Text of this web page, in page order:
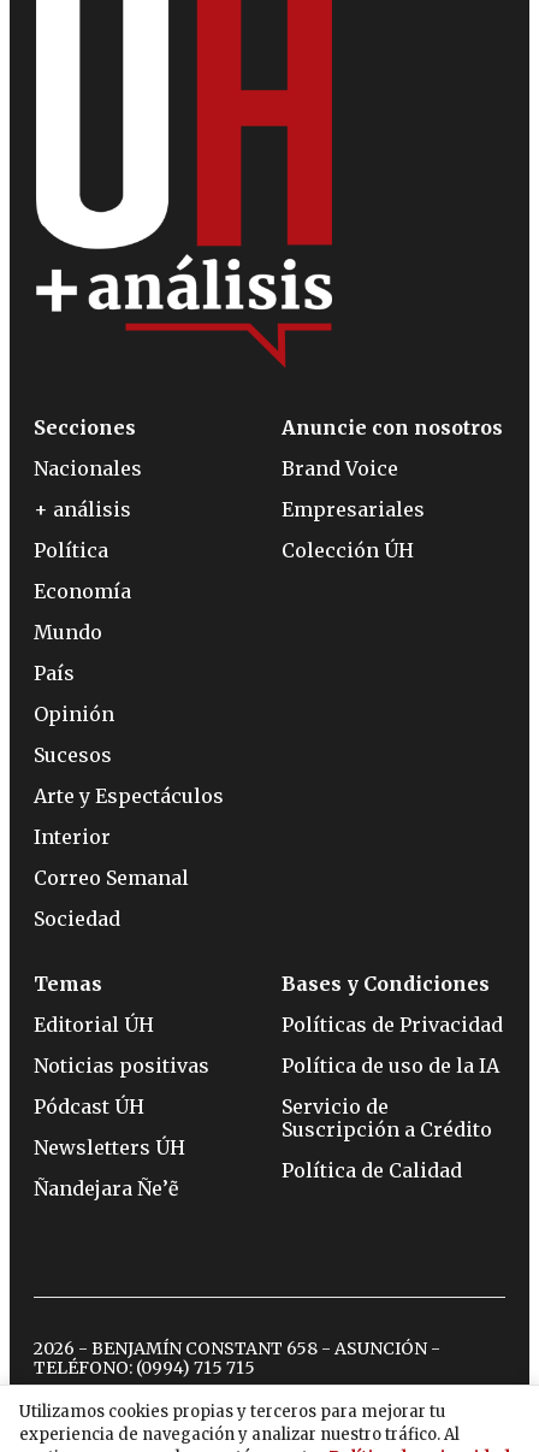
Utilizamos cookies propias y terceros para mejorar tu
experiencia de navegación y analizar nuestro tráfico. Al
Secciones
Nacionales
+ análisis
Política
Economía
Mundo
País
Opinión
Sucesos
Arte y Espectáculos
Interior
Correo Semanal
Sociedad
Anuncie con nosotros
Brand Voice
Empresariales
Colección ÚH
Temas
Editorial ÚH
Noticias positivas
Pódcast ÚH
Newsletters ÚH
Ñandejara Ñe’ẽ
Bases y Condiciones
Políticas de Privacidad
Política de uso de la IA
Servicio de
Suscripción a Crédito
Política de Calidad
2026 - BENJAMÍN CONSTANT 658 - ASUNCIÓN -
TELÉFONO: (0994) 715 715